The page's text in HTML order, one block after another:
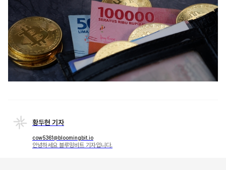
황두현 기자
cow5361@bloomingbit.io
안녕하세요 블루밍비트 기자입니다.